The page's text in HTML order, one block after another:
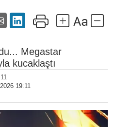
Megastar
kucaklaştı
19:11